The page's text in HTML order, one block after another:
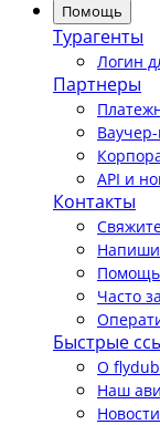
Помощь
Турагенты
Логин
Партнеры
API и
Контакты
Помощь
Часто
Быстрые
О
Наш
Новости